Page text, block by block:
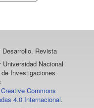
Desarrollo. Revista
Universidad Nacional
Investigaciones
Commons
4.0 Internacional.